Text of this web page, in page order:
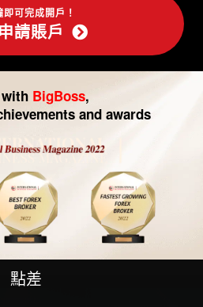
可完成開戶！
請賬戶
BigBoss,
and awards
點差